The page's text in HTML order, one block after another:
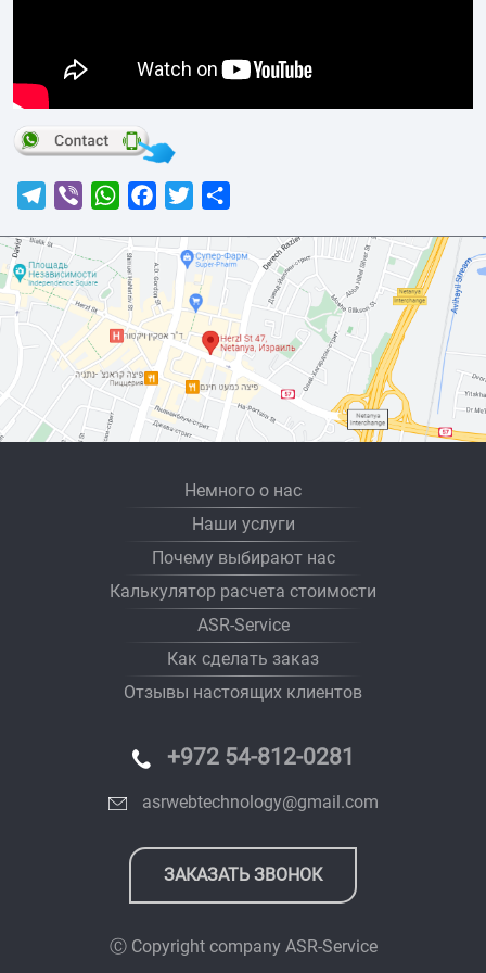
Telegram
Viber WhatsAppFacebook
Twitter
Немного о нас
Наши услуги
Почему выбирают нас
Калькулятор расчета стоимости
ASR-Service
Как сделать заказ
Отзывы настоящих клиентов
+972 54-812-0281
asrwebtechnology@gmail.com
ЗАКАЗАТЬ ЗВОНОК
Ⓒ Copyright company ASR-Service